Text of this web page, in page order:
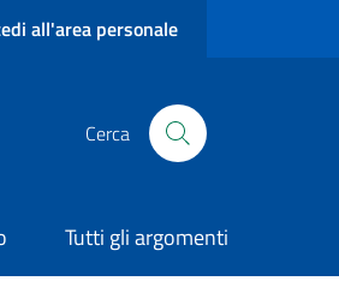
all'area personale
Cerca
Tutti gli argomenti